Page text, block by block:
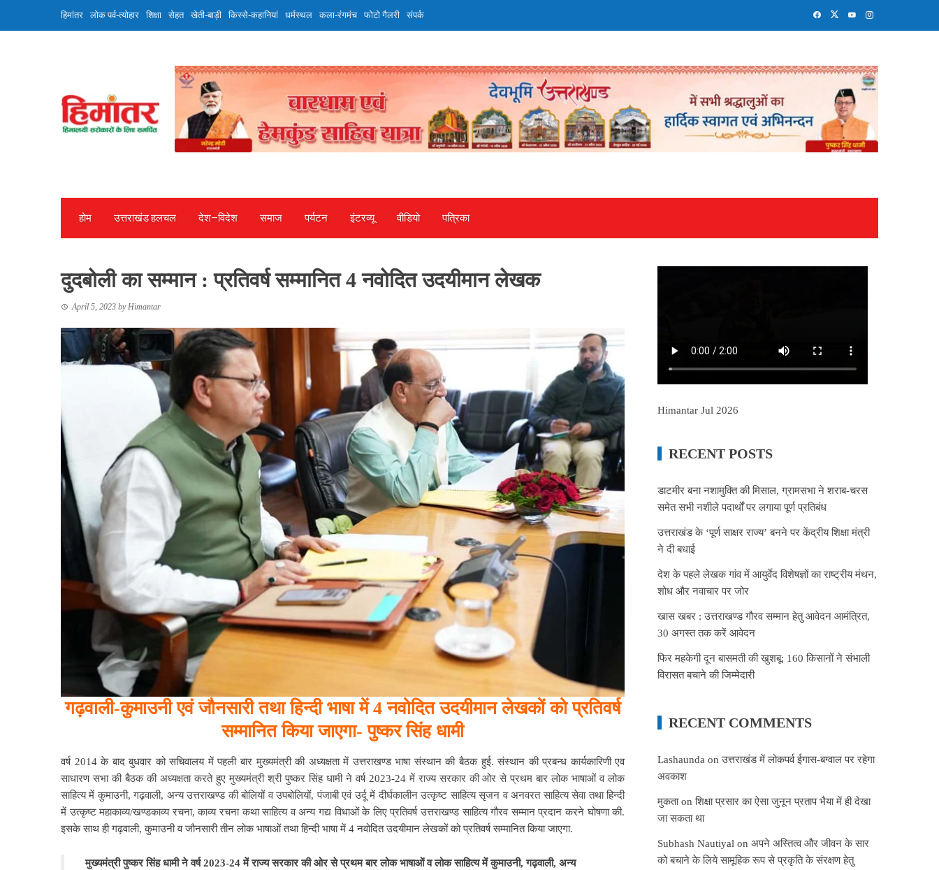
हिमांतर लोक पर्व-त्योहार शिक्षा सेहत खेती-बाड़ी किस्से-कहानियां धर्मस्थल कला-रंगमंच फोटो गैलरी संपर्क
होम उत्तराखंड हलचल देश—विदेश समाज पर्यटन इंटरव्‍यू वीडियो पत्रिका
दुदबोली का सम्मान : प्रतिवर्ष सम्मानित 4 नवोदित उदयीमान लेखक
April 5, 2023 byHimantar
गढ़वाली-कुमाउनी एवं जौनसारी तथा हिन्दी भाषा में 4 नवोदित उदयीमान लेखकों को प्रतिवर्ष
सम्मानित किया जाएगा- पुष्कर सिंह धामी
वर्ष 2014 के बाद बुधवार को सचिवालय में पहली बार मुख्यमंत्री की अध्यक्षता में उत्तराखण्ड भाषा संस्थान की बैठक हुई. संस्थान की प्रबन्ध कार्यकारिणी एव
साधारण सभा की बैठक की अध्यक्षता करते हुए मुख्यमंत्री श्री पुष्कर सिंह धामी ने वर्ष 2023-24 में राज्य सरकार की ओर से प्रथम बार लोक भाषाओं व लोक
साहित्य में कुमाउनी, गढ़वाली, अन्य उत्तराखण्ड की बोलियों व उपबोलियों, पंजाबी एवं उर्दू में दीर्घकालीन उत्कृष्ट साहित्य सृजन व अनवरत साहित्य सेवा तथा हिन्दी
में उत्कृष्ट महाकाव्य/खण्डकाव्य रचना, काव्य रचना कथा साहित्य व अन्य गद्य विधाओं के लिए प्रतिवर्ष उत्तराखण्ड साहित्य गौरव सम्मान प्रदान करने घोषणा की.
इसके साथ ही गढ़वाली, कुमाउनी व जौनसारी तीन लोक भाषाओं तथा हिन्दी भाषा में 4 नवोदित उदयीमान लेखकों को प्रतिवर्ष सम्मानित किया जाएगा.
मुख्यमंत्री पुष्कर सिंह धामी ने वर्ष 2023-24 में राज्य सरकार की ओर से प्रथम बार लोक भाषाओं व लोक साहित्य में कुमाउनी, गढ़वाली, अन्य
Himantar Jul 2026
RECENT POSTS
डाटमीर बना नशामुक्ति की मिसाल, ग्रामसभा ने शराब-चरस
समेत सभी नशीले पदार्थों पर लगाया पूर्ण प्रतिबंध
उत्तराखंड के ‘पूर्ण साक्षर राज्य’ बनने पर केंद्रीय शिक्षा मंत्री
ने दी बधाई
देश के पहले लेखक गांव में आयुर्वेद विशेषज्ञों का राष्ट्रीय मंथन,
शोध और नवाचार पर जोर
खास खबर : उत्तराखण्ड गौरव सम्मान हेतु आवेदन आमंत्रित,
30 अगस्त तक करें आवेदन
फिर महकेगी दून बासमती की खुशबू: 160 किसानों ने संभाली
विरासत बचाने की जिम्मेदारी
RECENT COMMENTS
Lashaunda onउत्तराखंड में लोकपर्व ईगास-बग्वाल पर रहेगा
अवकाश
मुकताonशिक्षा प्रसार का ऐसा जुनून प्रताप भैया में ही देखा
जा सकता था
Subhash Nautiyal onअपने अस्तित्व और जीवन के सार
को बचाने के लिये सामूहिक रूप से प्रकृति के संरक्षण हेतु